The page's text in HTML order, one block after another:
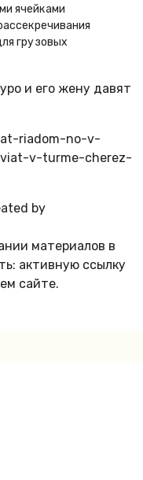
ячейками
грузовых
и его жену давят
riadom-no-v-
v-turme-cherez-
by
материалов в
активную ссылку
сайте.